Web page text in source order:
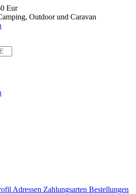
Eur
Outdoor und Caravan
Adressen Zahlungsarten Bestellungen